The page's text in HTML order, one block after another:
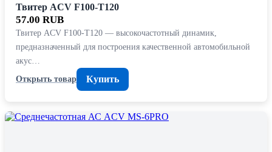
Твитер ACV F100-T120
57.00 RUB
Твитер ACV F100-T120 — высокочастотный динамик,
предназначенный для построения качественной автомобильной
акус…
Открыть товар
Купить